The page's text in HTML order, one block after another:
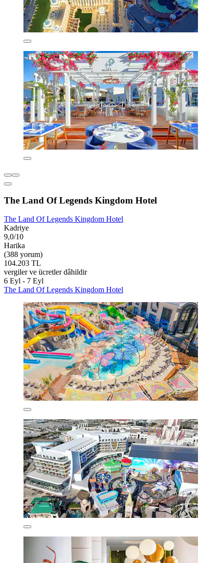
The Land Of Legends Kingdom Hotel
The Land Of Legends Kingdom Hotel
Kadriye
9,0/10
Harika
(388 yorum)
104.203 TL
vergiler ve ücretler dâhildir
6 Eyl - 7 Eyl
The Land Of Legends Kingdom Hotel